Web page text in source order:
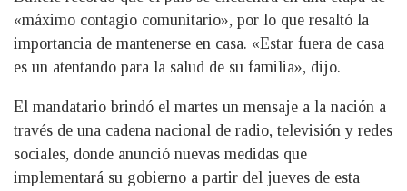
«máximo contagio comunitario», por lo que resaltó la
importancia de mantenerse en casa. «Estar fuera de casa
es un atentando para la salud de su familia», dijo.
El mandatario brindó el martes un mensaje a la nación a
través de una cadena nacional de radio, televisión y redes
sociales, donde anunció nuevas medidas que
implementará su gobierno a partir del jueves de esta